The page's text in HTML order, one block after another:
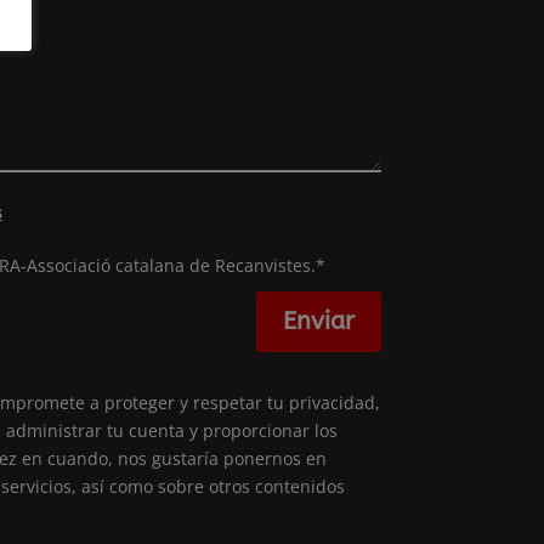
Associació catalana de Recanvistes.*
Enviar
a proteger y respetar tu privacidad,
tu cuenta y proporcionar los
en cuando, nos gustaría ponernos en
así como sobre otros contenidos